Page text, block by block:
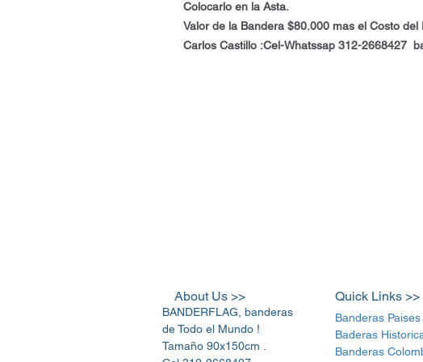
Colocarlo en la Asta.
Valor de la Bandera $80.000 mas el Costo del
Carlos Castillo :Cel-Whatssap 312-2668427
About Us >>
BANDERFLAG, banderas
de Todo el Mundo !
Tamaño 90x150cm .
Quick Links >>
Banderas Paises
Baderas
Banderas